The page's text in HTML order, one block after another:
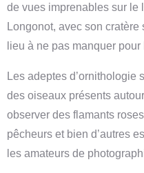
de vues imprenables sur le
Longonot, avec son
lieu à ne pas manquer
Les adeptes d’ornithologie
des oiseaux présents
observer des flamants
pêcheurs et bien d’autres
les amateurs de